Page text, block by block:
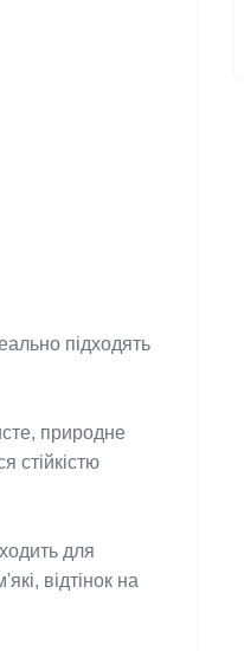
підходять
природне
стійкістю
для
відтінок на